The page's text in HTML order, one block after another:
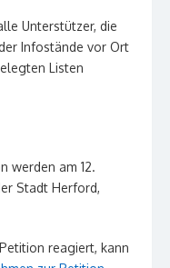
Unterstützer, die
Infostände vor Ort
Listen
werden am 12.
Stadt Herford,
reagiert, kann